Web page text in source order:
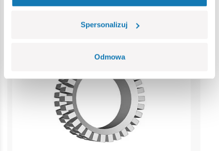
Spersonalizuj
Odmowa